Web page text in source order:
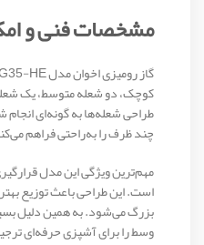
مشخصات فنی و
کوچک، دو شعله متوسط، یک
طراحی شعله‌ها به گونه‌ای
چند ظرف را به‌راحتی فراهم
مهم‌ترین ویژگی این مدل
است. این طراحی باعث توزیع
بزرگ می‌شود. به همین دلیل
وسط را برای آشپزی حرفه‌ای